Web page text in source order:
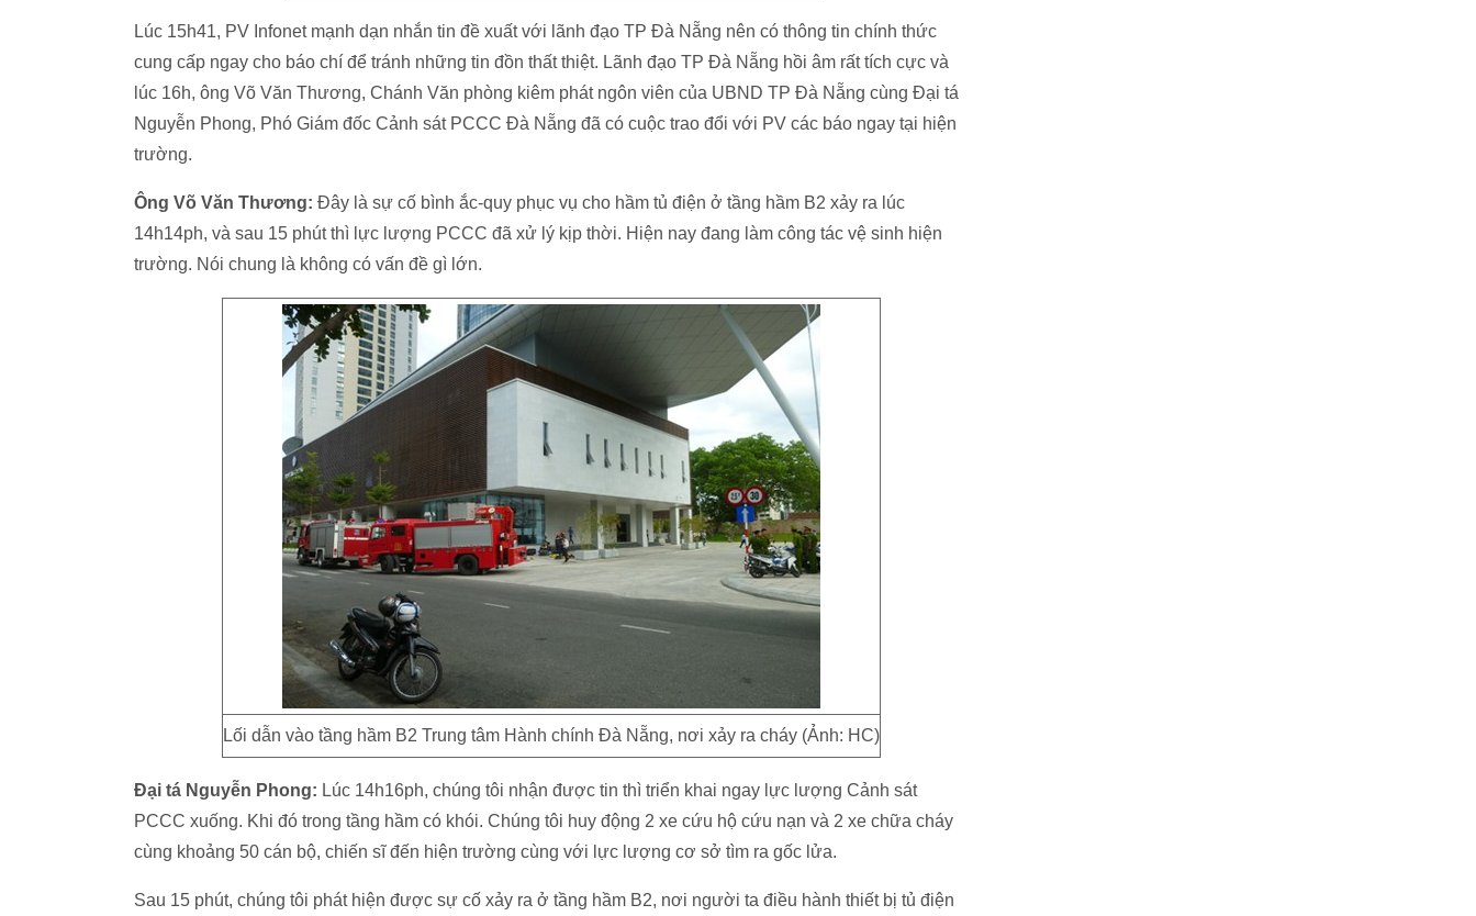
Lúc 15h41, PV Infonet mạnh dạn nhắn tin đề xuất với lãnh đạo TP Đà Nẵng nên có thông tin chính thức
cung cấp ngay cho báo chí để tránh những tin đồn thất thiệt. Lãnh đạo TP Đà Nẵng hồi âm rất tích cực và
lúc 16h, ông Võ Văn Thương, Chánh Văn phòng kiêm phát ngôn viên của UBND TP Đà Nẵng cùng Đại tá
Nguyễn Phong, Phó Giám đốc Cảnh sát PCCC Đà Nẵng đã có cuộc trao đổi với PV các báo ngay tại hiện
trường.
Ông Võ Văn Thương: Đây là sự cố bình ắc-quy phục vụ cho hầm tủ điện ở tầng hầm B2 xảy ra lúc
14h14ph, và sau 15 phút thì lực lượng PCCC đã xử lý kịp thời. Hiện nay đang làm công tác vệ sinh hiện
trường. Nói chung là không có vấn đề gì lớn.
Lối dẫn vào tầng hầm B2 Trung tâm Hành chính Đà Nẵng, nơi xảy ra cháy (Ảnh: HC)
Đại tá Nguyễn Phong: Lúc 14h16ph, chúng tôi nhận được tin thì triển khai ngay lực lượng Cảnh sát
PCCC xuống. Khi đó trong tầng hầm có khói. Chúng tôi huy động 2 xe cứu hộ cứu nạn và 2 xe chữa cháy
cùng khoảng 50 cán bộ, chiến sĩ đến hiện trường cùng với lực lượng cơ sở tìm ra gốc lửa.
Sau 15 phút, chúng tôi phát hiện được sự cố xảy ra ở tầng hầm B2, nơi người ta điều hành thiết bị tủ điện